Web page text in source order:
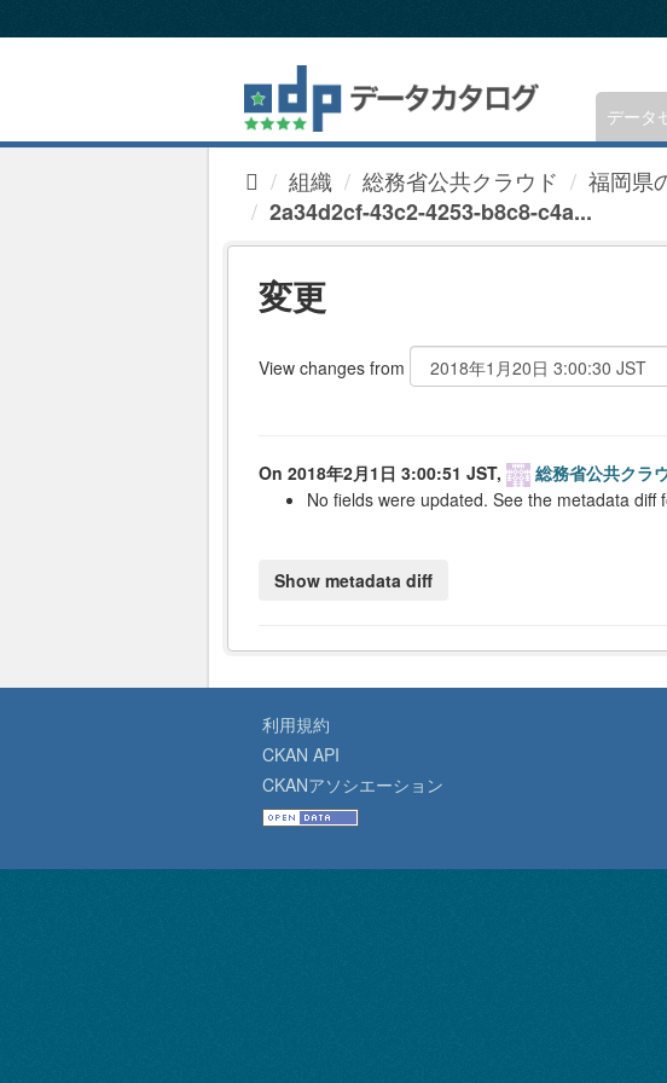
キ
データ
組織 総務省公共クラウド 福岡県
2a34d2cf-43c2-4253-b8c8-c4a...
変更
View changes from
On 2018年2月1日 3:00:51 JST, 総務省公共クラ
No fields were updated. See the metadata diff
利用規約
CKAN API
CKANアソシエーション